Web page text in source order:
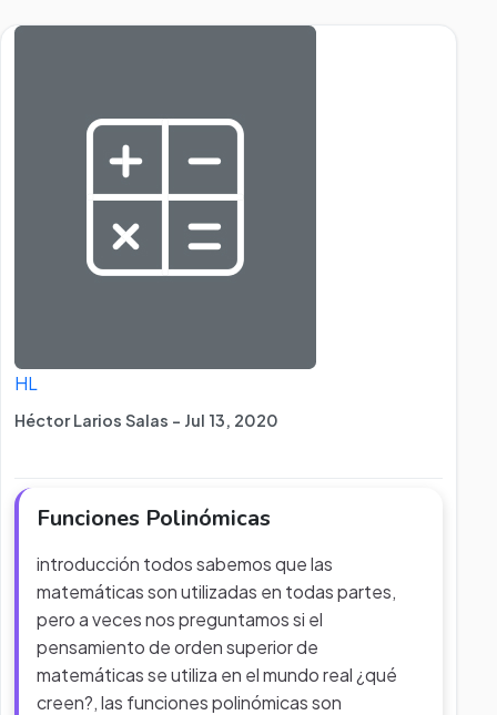
HL
Héctor Larios Salas - Jul 13, 2020
Funciones Polinómicas
introducción todos sabemos que las
matemáticas son utilizadas en todas partes,
pero a veces nos preguntamos si el
pensamiento de orden superior de
matemáticas se utiliza en el mundo real ¿qué
creen?, las funciones polinómicas son